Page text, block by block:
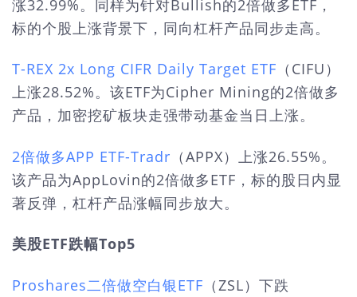
涨32.99%。同样为针对Bullish的2倍做多ETF，
标的个股上涨背景下，同向杠杆产品同步走高。
T-REX 2x Long CIFR Daily Target ETF （CIFU）
上涨28.52%。该ETF为Cipher Mining的2倍做多
产品，加密挖矿板块走强带动基金当日上涨。
2倍做多APP ETF-Tradr （APPX）上涨26.55%。
该产品为AppLovin的2倍做多ETF，标的股日内显
著反弹，杠杆产品涨幅同步放大。
美股ETF跌幅Top5
Proshares二倍做空白银ETF （ZSL）下跌